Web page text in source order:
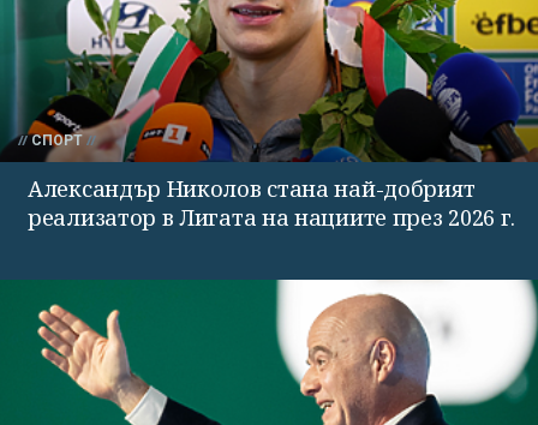
СПОРТ
Александър Николов стана най-добрият
реализатор в Лигата на нациите през 2026 г.